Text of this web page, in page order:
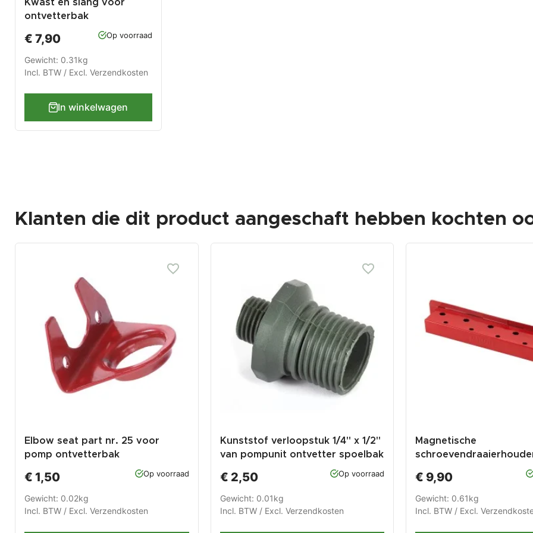
Kwast en slang voor
ontvetterbak
€ 7,90 Op voorraad
Gewicht: 0.31kg
Incl. BTW / Excl. Verzendkosten
In winkelwagen
Klanten die dit product aangeschaft hebben kochten
Elbow seat part nr. 25 voor
pomp ontvetterbak
€ 1,50 Op voorraad
Gewicht: 0.02kg
Incl. BTW / Excl. Verzendkosten
Kunststof verloopstuk 1/4" x 1/2"
van pompunit ontvetter spoelbak
€ 2,50 Op voorraad
Gewicht: 0.01kg
Incl. BTW / Excl. Verzendkosten
Magnetische
€ 9,90
Gewicht: 0.61kg
Incl. BTW / Excl.